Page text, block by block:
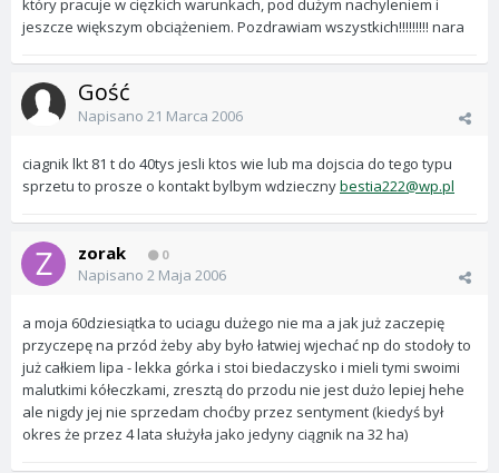
który pracuje w cięzkich warunkach, pod dużym nachyleniem i
jeszcze większym obciążeniem. Pozdrawiam wszystkich!!!!!!!!! nara
Gość
Napisano 21 Marca 2006
ciagnik lkt 81 t do 40tys jesli ktos wie lub ma dojscia do tego typu
sprzetu to prosze o kontakt bylbym wdziecznybestia222@wp.pl
zorak 0
Napisano 2 Maja 2006
a moja 60dziesiątka to uciagu dużego nie ma a jak już zaczepię
przyczepę na przód żeby aby było łatwiej wjechać np do stodoły to
już całkiem lipa - lekka górka i stoi biedaczysko i mieli tymi swoimi
malutkimi kółeczkami, zresztą do przodu nie jest dużo lepiej hehe
ale nigdy jej nie sprzedam choćby przez sentyment (kiedyś był
okres że przez 4 lata służyła jako jedyny ciągnik na 32 ha)